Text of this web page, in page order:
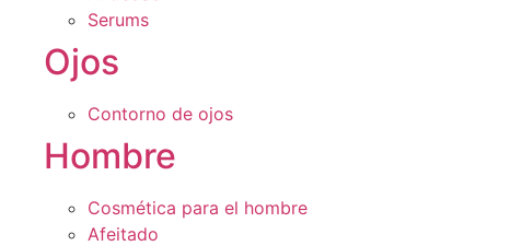
Serums
Ojos
Contorno de ojos
Hombre
Cosmética para el hombre
Afeitado